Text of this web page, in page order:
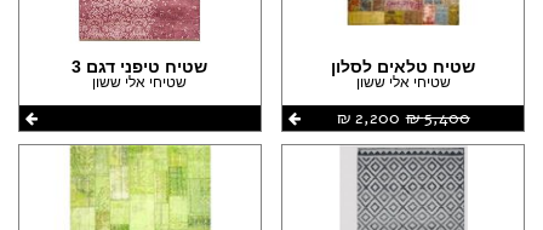
שטיח טלאים לסלון
שטיחי אלי ששון
5,400 ‏₪
2,200 ‏₪
שטיח טיפני דגם 3
שטיחי אלי ששון